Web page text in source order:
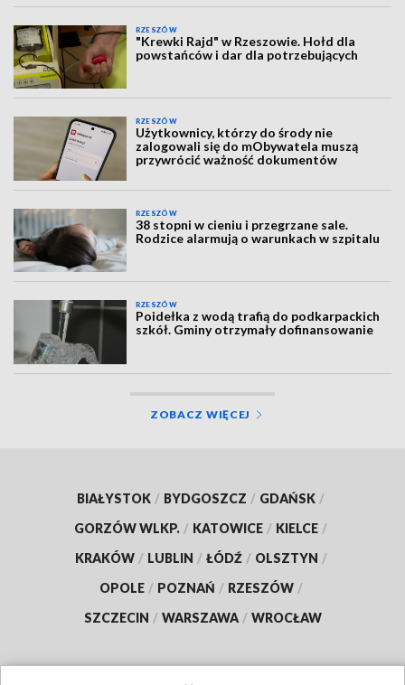
RZESZÓW
"Krewki Rajd" w Rzeszowie. Hołd dla
powstańców i dar dla potrzebujących
RZESZÓW
Użytkownicy, którzy do środy nie
zalogowali się do mObywatela muszą
przywrócić ważność dokumentów
RZESZÓW
38 stopni w cieniu i przegrzane sale.
Rodzice alarmują o warunkach w szpitalu
RZESZÓW
Poidełka z wodą trafią do podkarpackich
szkół. Gminy otrzymały dofinansowanie
ZOBACZ WIĘCEJ
BIAŁYSTOK / BYDGOSZCZ / GDAŃSK /
GORZÓW WLKP. / KATOWICE / KIELCE /
KRAKÓW / LUBLIN / ŁÓDŹ / OLSZTYN /
OPOLE / POZNAŃ / RZESZÓW /
SZCZECIN / WARSZAWA / WROCŁAW